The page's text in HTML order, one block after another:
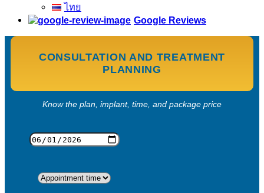
ไทย
Google Reviews
CONSULTATION AND TREATMENT
PLANNING
Know the plan, implant, time, and package price